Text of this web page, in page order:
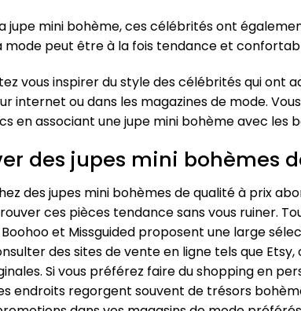
jupe mini bohème, ces célébrités ont
mode peut être à la fois tendance et
vous inspirer du style des célébrités qui
internet ou dans les magazines de mode.
en associant une jupe mini bohème avec les
des jupes mini bohèmes
des jupes mini bohèmes de qualité à prix
ces pièces tendance sans vous ruiner.
et Missguided proposent une large
des sites de vente en ligne tels que
Si vous préférez faire du shopping en
endroits regorgent souvent de trésors